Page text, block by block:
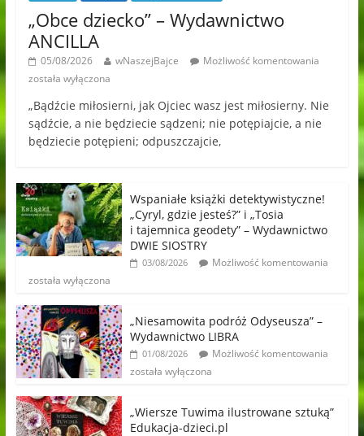
„Obce dziecko” – Wydawnictwo
ANCILLA
05/08/2026 wNaszejBajce
Możliwość komentowania
została wyłączona
„Bądźcie miłosierni, jak Ojciec wasz jest miłosierny. Nie
sądźcie, a nie będziecie sądzeni; nie potępiajcie, a nie
będziecie potępieni; odpuszczajcie,
Wspaniałe książki detektywistyczne!
„Cyryl, gdzie jesteś?” i „Tosia
i tajemnica geodety” – Wydawnictwo
DWIE SIOSTRY
03/08/2026
Możliwość komentowania
została wyłączona
„Niesamowita podróż Odyseusza” –
Wydawnictwo LIBRA
01/08/2026
Możliwość komentowania
została wyłączona
„Wiersze Tuwima ilustrowane sztuką”
Edukacja-dzieci.pl